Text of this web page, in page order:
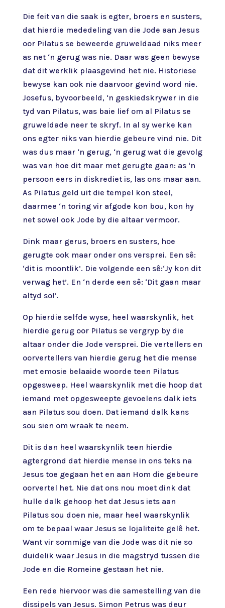
Die feit van die saak is egter, broers en susters,
dat hierdie mededeling van die Jode aan Jesus
oor Pilatus se beweerde gruweldaad niks meer
as net ‘n gerug was nie. Daar was geen bewyse
dat dit werklik plaasgevind het nie. Historiese
bewyse kan ook nie daarvoor gevind word nie.
Josefus, byvoorbeeld, ‘n geskiedskrywer in die
tyd van Pilatus, was baie lief om al Pilatus se
gruweldade neer te skryf. In al sy werke kan
ons egter niks van hierdie gebeure vind nie. Dit
was dus maar ‘n gerug, ‘n gerug wat die gevolg
was van hoe dit maar met gerugte gaan: as ‘n
persoon eers in diskrediet is, las ons maar aan.
As Pilatus geld uit die tempel kon steel,
daarmee ‘n toring vir afgode kon bou, kon hy
net sowel ook Jode by die altaar vermoor.
Dink maar gerus, broers en susters, hoe
gerugte ook maar onder ons versprei. Een sê:
‘dit is moontlik’. Die volgende een sê:‘Jy kon dit
verwag het’. En ‘n derde een sê: ‘Dit gaan maar
altyd so!’.
Op hierdie selfde wyse, heel waarskynlik, het
hierdie gerug oor Pilatus se vergryp by die
altaar onder die Jode versprei. Die vertellers en
oorvertellers van hierdie gerug het die mense
met emosie belaaide woorde teen Pilatus
opgesweep. Heel waarskynlik met die hoop dat
iemand met opgesweepte gevoelens dalk iets
aan Pilatus sou doen. Dat iemand dalk kans
sou sien om wraak te neem.
Dit is dan heel waarskynlik teen hierdie
agtergrond dat hierdie mense in ons teks na
Jesus toe gegaan het en aan Hom die gebeure
oorvertel het. Nie dat ons nou moet dink dat
hulle dalk gehoop het dat Jesus iets aan
Pilatus sou doen nie, maar heel waarskynlik
om te bepaal waar Jesus se lojaliteite gelê het.
Want vir sommige van die Jode was dit nie so
duidelik waar Jesus in die magstryd tussen die
Jode en die Romeine gestaan het nie.
Een rede hiervoor was die samestelling van die
dissipels van Jesus. Simon Petrus was deur